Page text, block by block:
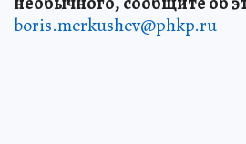
boris.merkushev@phkp.ru